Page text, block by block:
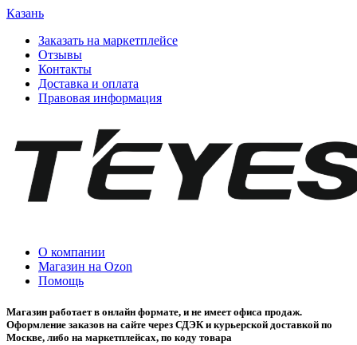
Казань
Заказать на маркетплейсе
Отзывы
Контакты
Доставка и оплата
Правовая информация
О компании
Магазин на Ozon
Помощь
Магазин работает в онлайн формате, и не имеет офиса продаж.
Оформление заказов на сайте через СДЭК и курьерской доставкой по
Москве, либо на маркетплейсах, по коду товара